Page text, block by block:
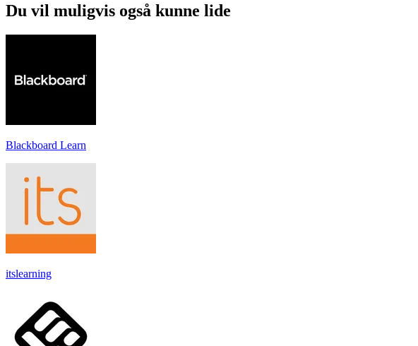
Du vil muligvis også kunne lide
Blackboard Learn
itslearning